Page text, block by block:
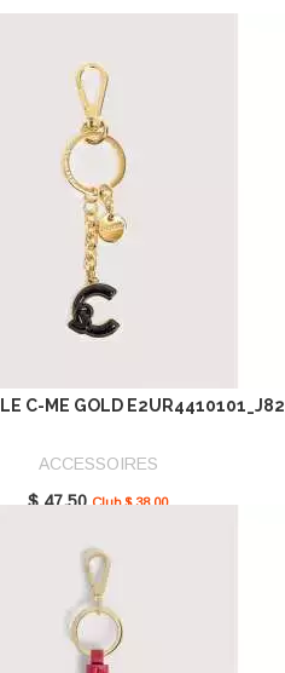
C-ME GOLD E2UR4410101_J82
ACCESSOIRES
$ 47.50Club $ 38.00